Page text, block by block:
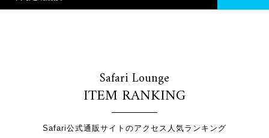
Safari Lounge
ITEM RANKING
Safari公式通販サイトのアクセス人気ランキング